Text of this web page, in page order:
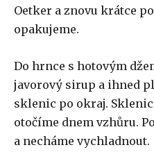
Oetker a znovu krátce
opakujeme.
Do hrnce s hotovým
javorový sirup a ihned
sklenic po okraj.
otočíme dnem vzhůru.
a necháme vychladnout.